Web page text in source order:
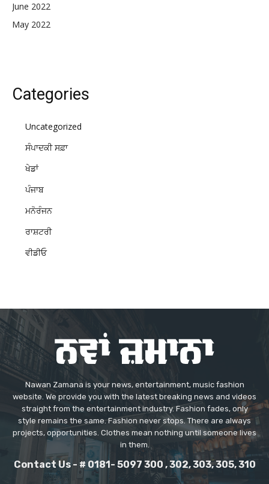
June 2022
May 2022
Categories
Uncategorized
ਸੰਪਾਦਕੀ ਸਫ਼ਾ
ਖੇਡਾਂ
ਪੰਜਾਬ
ਮਨੋਰੰਜਨ
ਰਾਸ਼ਟਰੀ
ਵੀਡੀਓ
Nawan Zamana is your news, entertainment, music fashion
website. We provide you with the latest breaking news and videos
straight from the entertainment industry. Fashion fades, only
style remains the same. Fashion never stops. There are always
projects, opportunities. Clothes mean nothing until someone lives
in them.
Contact Us - # 0181- 5097 300 , 302, 303, 305, 310